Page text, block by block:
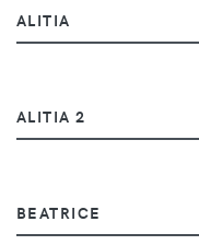
ALITIA
ALITIA 2
BEATRICE